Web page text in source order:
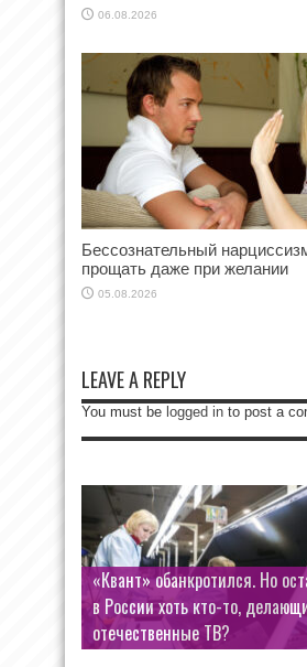
06.08.2026
Бессознательный
прощать даже при желании
05.08.2026
LEAVE A REPLY
You must be logged in to post a
«Квант» обанкротился. Но
в России хоть кто-то,
отечественные ТВ?